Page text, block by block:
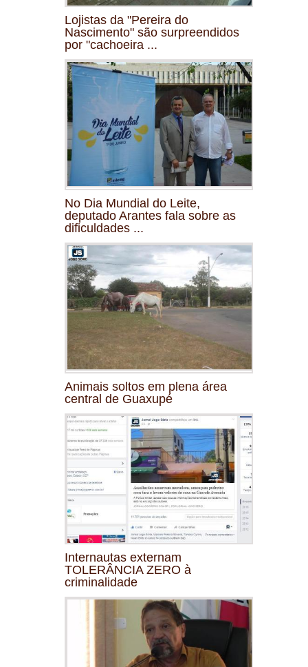
Lojistas da "Pereira do
Nascimento" são surpreendidos
por "cachoeira ...
No Dia Mundial do Leite,
deputado Arantes fala sobre as
dificuldades ...
Animais soltos em plena área
central de Guaxupé
Internautas externam
TOLERÂNCIA ZERO à
criminalidade